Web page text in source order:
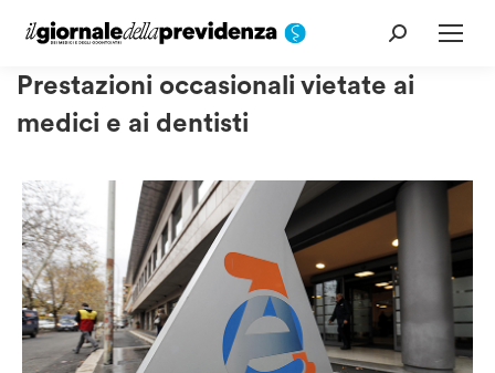
Cerca:
Prestazioni occasionali vietate ai
medici e ai dentisti